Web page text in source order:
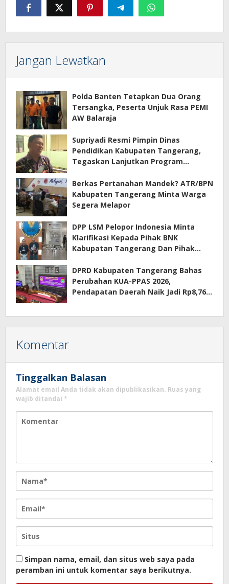
Jangan Lewatkan
Polda Banten Tetapkan Dua Orang
Tersangka, Peserta Unjuk Rasa PEMI
AW Balaraja
Supriyadi Resmi Pimpin Dinas
Pendidikan Kabupaten Tangerang,
Tegaskan Lanjutkan Program
Berkas Pertanahan Mandek? ATR/BPN
Kabupaten Tangerang Minta Warga
Segera Melapor
DPP LSM Pelopor Indonesia Minta
Klarifikasi Kepada Pihak BNK
Kabupatan Tangerang Dan Pihak
Terkait Sewa Kamar Per Jam
DPRD Kabupaten Tangerang Bahas
Perubahan KUA-PPAS 2026,
Pendapatan Daerah Naik Jadi Rp8,76
Komentar
Tinggalkan Balasan
Alamat email Anda tidak akan dipublikasikan. Ruas yang
wajib ditandai *
Simpan nama, email, dan situs web saya pada
peramban ini untuk komentar saya berikutnya.